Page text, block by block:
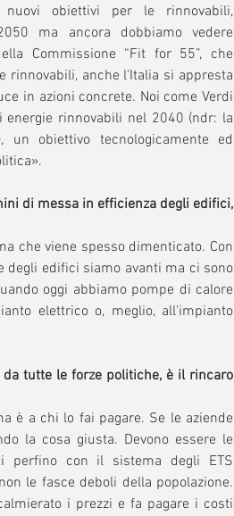
obiettivi per le rinnovabili,
ma ancora dobbiamo vedere
Commissione “Fit for 55”, che
rinnovabili, anche l'Italia si appresta
in azioni concrete. Noi come Verdi
rinnovabili nel 2040 (ndr: la
obiettivo tecnologicamente ed
di messa in efficienza degli edifici,
che viene spesso dimenticato. Con
edifici siamo avanti ma ci sono
oggi abbiamo pompe di calore
elettrico o, meglio, all'impianto
tutte le forze politiche, è il rincaro
è a chi lo fai pagare. Se le aziende
la cosa giusta. Devono essere le
perfino con il sistema degli ETS
le fasce deboli della popolazione.
i prezzi e fa pagare i costi